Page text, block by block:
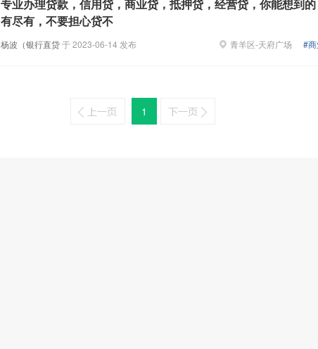
专业办理贷款，信用贷，商业贷，抵押贷，经营贷，你能想到
有尽有，不要担心贷不
杨波（银行直贷于2023-06-14 发布 青羊区-天府广场 #
1